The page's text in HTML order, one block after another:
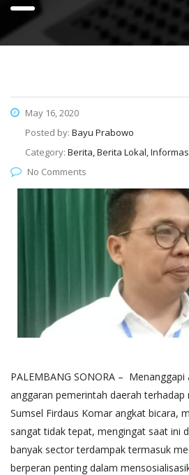
May 16, 2020
Posted by: Bayu Prabowo
Category: Berita, Berita Lokal,
No Comments
PALEMBANG SONORA –
anggaran pemerintah daerah terhadap
Sumsel Firdaus Komar angkat bicara,
sangat tidak tepat, mengingat saat ini
banyak sector terdampak termasuk
berperan penting dalam